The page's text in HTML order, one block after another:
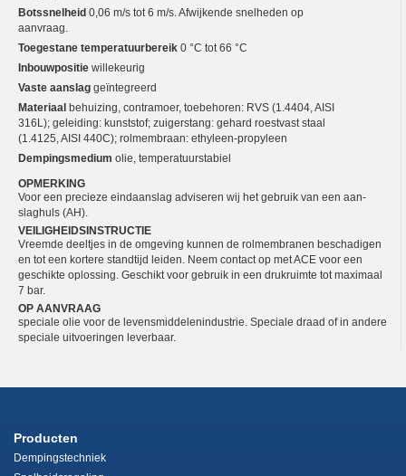
Botssnelheid 0,06 m/s tot 6 m/s. Afwijkende snelheden op
aanvraag.
Toegestane temperatuurbereik 0 °C tot 66 °C
Inbouwpositie willekeurig
Vaste aanslag geïntegreerd
Materiaal behuizing, contramoer, toebehoren: RVS (1.4404, AISI
316L); geleiding: kunststof; zuigerstang: gehard roestvast staal
(1.4125, AISI 440C); rolmembraan: ethyleen-propyleen
Dempingsmedium olie, temperatuurstabiel
OPMERKING
Voor een precieze eindaanslag adviseren wij het gebruik van een aan­
slaghuls (AH).
VEILIGHEIDSINSTRUCTIE
Vreemde deeltjes in de omgeving kunnen de rolmembranen beschadigen
en tot een kortere standtijd leiden. Neem contact op met ACE voor een
geschikte oplossing. Geschikt voor gebruik in een drukruimte tot maximaal
7 bar.
OP AANVRAAG
speciale olie voor de levensmiddelenindustrie. Speciale draad of in andere
speciale uitvoeringen leverbaar.
Producten
Dempingstechniek